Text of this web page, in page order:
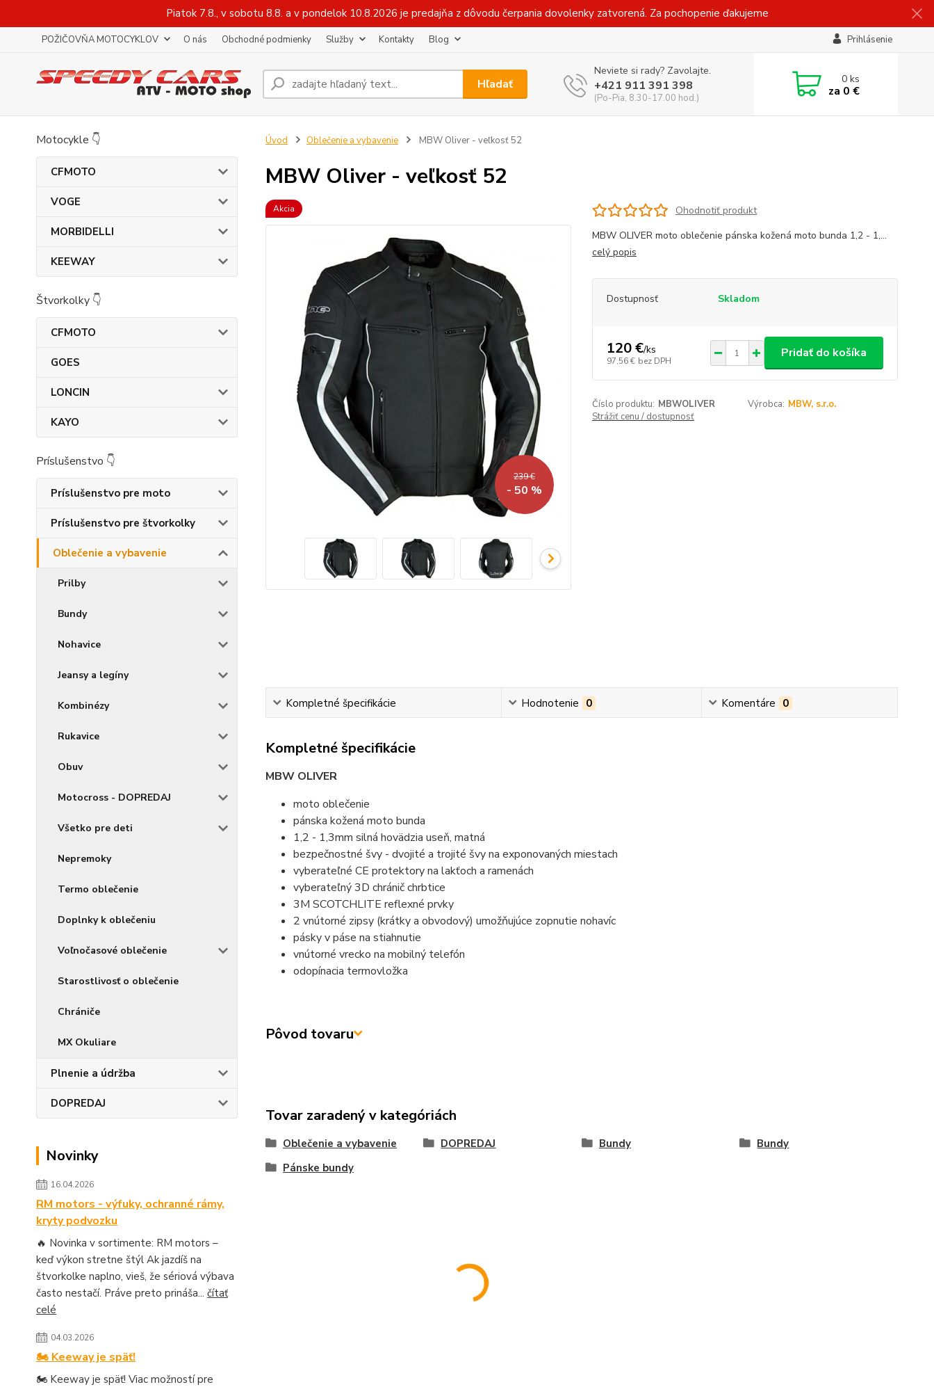
Piatok 7.8., v sobotu 8.8. a v pondelok 10.8.2026 je predajňa z dôvodu čerpania dovolenky zatvorená. Za pochopenie ďakujeme
POŽIČOVŇA MOTOCYKLOV O nás Obchodné podmienky Služby Kontakty Blog Prihlásenie
Hľadať
Neviete si rady? Zavolajte.
+421 911 391 398
(Po-Pia, 8.30-17.00 hod.)
0ks
za 0 €
Motocykle 👇
CFMOTO
VOGE
MORBIDELLI
KEEWAY
Štvorkolky 👇
CFMOTO
GOES
LONCIN
KAYO
Príslušenstvo 👇
Príslušenstvo pre moto
Príslušenstvo pre štvorkolky
Oblečenie a vybavenie
Prilby
Bundy
Nohavice
Jeansy a legíny
Kombinézy
Rukavice
Obuv
Motocross - DOPREDAJ
Všetko pre deti
Nepremoky
Termo oblečenie
Doplnky k oblečeniu
Voľnočasové oblečenie
Starostlivosť o oblečenie
Chrániče
MX Okuliare
Plnenie a údržba
DOPREDAJ
Novinky
16.04.2026
RM motors - výfuky, ochranné rámy,
kryty podvozku
🔥 Novinka v sortimente: RM motors –
keď výkon stretne štýl Ak jazdíš na
štvorkolke naplno, vieš, že sériová výbava
často nestačí. Práve preto prináša... čítať
celé
04.03.2026
🏍️ Keeway je späť!
🏍️ Keeway je späť! Viac možností pre
Úvod Oblečenie a vybavenie MBW Oliver - veľkosť 52
MBW Oliver - veľkosť 52
Akcia
239 €
- 50 %
Ohodnotiť produkt
MBW OLIVER moto oblečenie pánska kožená moto bunda 1,2 - 1,...
celý popis
Dostupnosť Skladom
120 €/ks
97,56 € bez DPH
Pridať do košíka
Číslo produktu: MBWOLIVER Výrobca: MBW, s.r.o.
Strážiť cenu / dostupnosť
Kompletné špecifikácie Hodnotenie 0 Komentáre 0
Kompletné špecifikácie
MBW OLIVER
moto oblečenie
pánska kožená moto bunda
1,2 - 1,3mm silná hovädzia useň, matná
bezpečnostné švy - dvojité a trojité švy na exponovaných miestach
vyberateľné CE protektory na lakťoch a ramenách
vyberateľný 3D chránič chrbtice
3M SCOTCHLITE reflexné prvky
2 vnútorné zipsy (krátky a obvodový) umožňujúce zopnutie nohavíc
pásky v páse na stiahnutie
vnútorné vrecko na mobilný telefón
odopínacia termovložka
Pôvod tovaru
Tovar zaradený v kategóriách
Oblečenie a vybavenie DOPREDAJ Bundy
Bundy
Pánske bundy